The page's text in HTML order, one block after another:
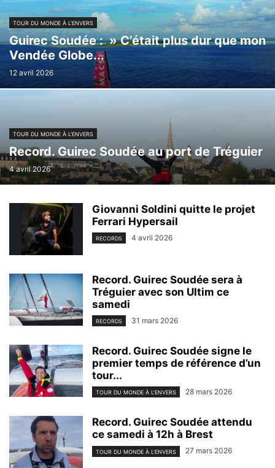
TOUR DU MONDE À L'ENVERS
Guirec Soudée : » C’était plus dur que mon
Vendée Globe...
12 avril 2026
TOUR DU MONDE À L'ENVERS
Record. Guirec Soudée au port de Tréguier
4 avril 2026
Giovanni Soldini quitte le projet
Ferrari Hypersail
RECORDS 4 avril 2026
Record. Guirec Soudée sera à
Tréguier avec son Ultim ce
samedi
RECORDS 31 mars 2026
Record. Guirec Soudée signe le
premier temps de référence d’un
tour...
TOUR DU MONDE À L'ENVERS 28 mars 2026
Record. Guirec Soudée attendu
ce samedi à 12h à Brest
TOUR DU MONDE À L'ENVERS 27 mars 2026